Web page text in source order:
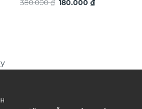
380.000₫ Giá
180.000₫Giá